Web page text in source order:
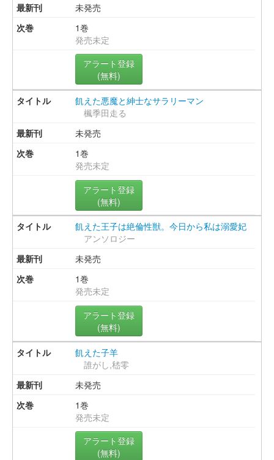
未発売
1巻
発売未定
アラート登録
(無料)
飢えた悪魔と紳士なサラリーマン
楓季田走る
未発売
1巻
発売未定
アラート登録
(無料)
飢えた王子は絶倫性獣。今日から私は溺愛妃
アンソロジー
未発売
1巻
発売未定
アラート登録
(無料)
飢えた子羊
誰がし,嵇零
未発売
1巻
発売未定
アラート登録
(無料)